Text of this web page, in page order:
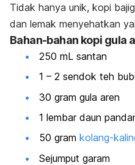
Tidak hanya unik, kopi
dan lemak menyehatkan
Bahan-bahan kopi gula
250 mL santan
1 – 2 sendok teh
30 gram gula aren
1 lembar daun
50 gram kolang-
Sejumput garam